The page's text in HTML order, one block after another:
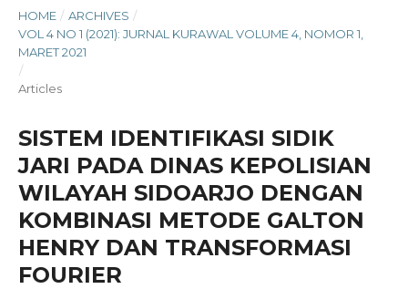
HOME / ARCHIVES /
VOL 4 NO 1 (2021): JURNAL KURAWAL VOLUME 4, NOMOR 1,
MARET 2021
/
Articles
SISTEM IDENTIFIKASI SIDIK
JARI PADA DINAS KEPOLISIAN
WILAYAH SIDOARJO DENGAN
KOMBINASI METODE GALTON
HENRY DAN TRANSFORMASI
FOURIER